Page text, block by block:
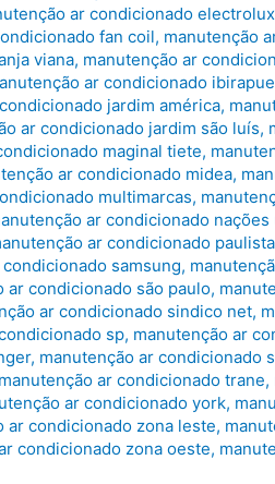
ar condicionado electrolux
fan coil, manutenção
viana, manutenção ar
ar condicionado
jardim américa,
ar condicionado jardim são luís,
maginal tiete,
ar condicionado midea,
multimarcas,
ar condicionado nações
ar condicionado paulista
samsung,
ar condicionado são paulo,
ar condicionado sindico net,
sp, manutenção ar
, manutenção ar condicionado
manutenção ar condicionado trane,
ar condicionado york,
ar condicionado zona leste,
condicionado zona oeste,